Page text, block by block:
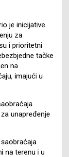
je inicijative
za
i prioritetni
tačke
na
imajući u
unapređenje
na terenu i u